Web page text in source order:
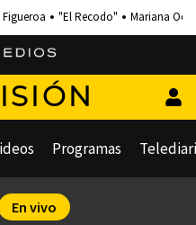
"El Recodo" Mariana
Programas
En vivo